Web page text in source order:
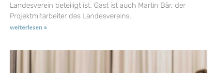
Landesverein beteiligt ist. Gast ist auch Martin Bär, der
Projektmitarbeiter des Landesvereins.
weiterlesen »